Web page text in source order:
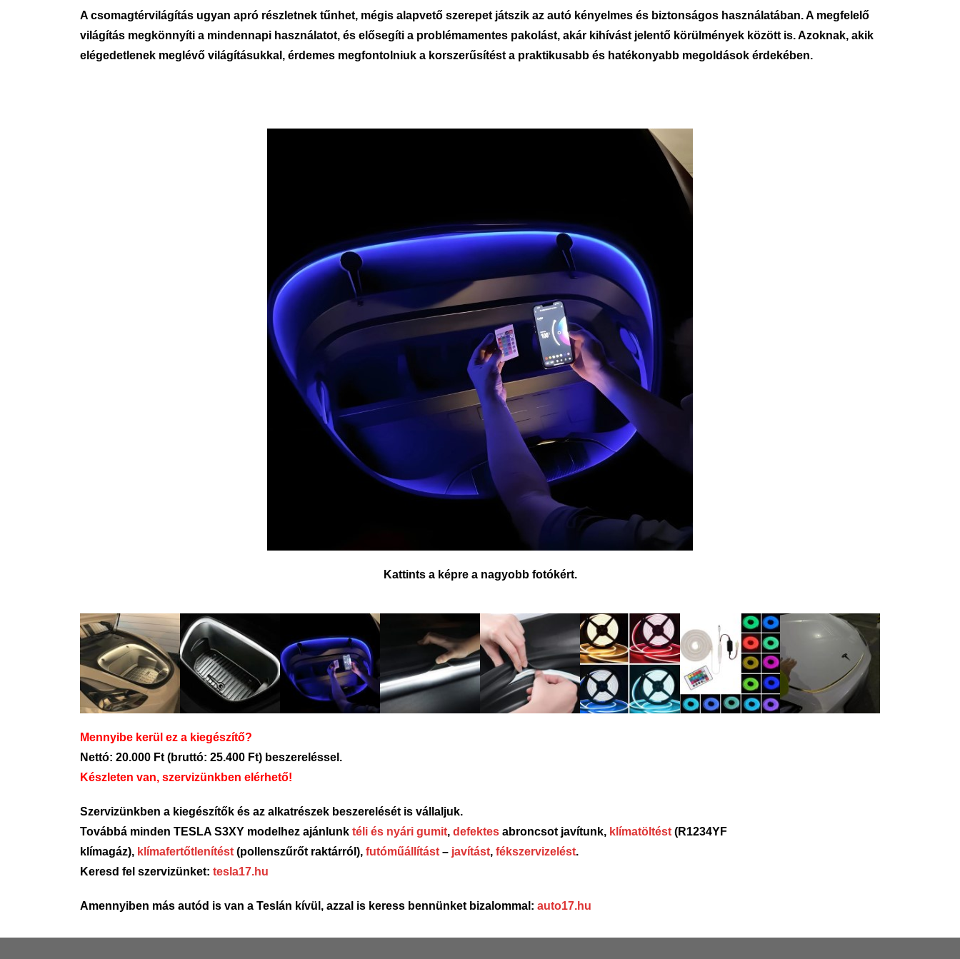
A csomagtérvilágítás ugyan apró részletnek tűnhet, mégis alapvető szerepet játszik az autó kényelmes és biztonságos használatában. A megfelelő
világítás megkönnyíti a mindennapi használatot, és elősegíti a problémamentes pakolást, akár kihívást jelentő körülmények között is. Azoknak, akik
elégedetlenek meglévő világításukkal, érdemes megfontolniuk a korszerűsítést a praktikusabb és hatékonyabb megoldások érdekében.
Kattints a képre a nagyobb fotókért.
Mennyibe kerül ez a kiegészítő?
Nettó: 20.000 Ft (bruttó: 25.400 Ft) beszereléssel.
Készleten van, szervizünkben elérhető!
Szervizünkben a kiegészítők és az alkatrészek beszerelését is vállaljuk.
Továbbá minden TESLA S3XY modelhez ajánlunk téli és nyári gumit, defektes abroncsot javítunk, klímatöltést (R1234YF
klímagáz), klímafertőtlenítést (pollenszűrőt raktárról), futóműállítást – javítást, fékszervizelést.
Keresd fel szervizünket: tesla17.hu
Amennyiben más autód is van a Teslán kívül, azzal is keress bennünket bizalommal: auto17.hu